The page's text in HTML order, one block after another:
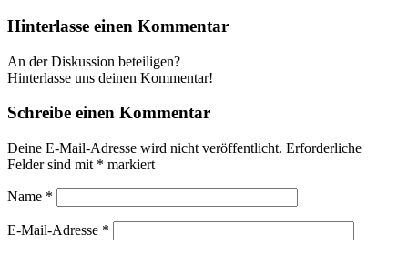
Hinterlasse einen Kommentar
An der Diskussion beteiligen?
Hinterlasse uns deinen Kommentar!
Schreibe einen Kommentar
Deine E-Mail-Adresse wird nicht veröffentlicht. Erforderliche
Felder sind mit * markiert
Name *
E-Mail-Adresse *